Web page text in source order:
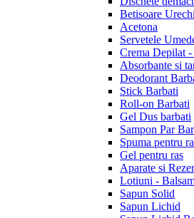
Betisoare
Acetona
Servetele
Crema Depilat
Absorbante si
Deodorant
Stick Barbati
Roll-on Barbati
Gel Dus barbati
Sampon Par
Spuma pentru
Gel pentru ras
Aparate si
Lotiuni -
Sapun Solid
Sapun Lichid